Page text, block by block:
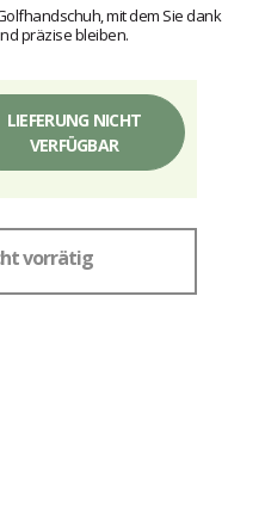
mit dem Sie dank
präzise bleiben.
LIEFERUNG NICHT
VERFÜGBAR
vorrätig